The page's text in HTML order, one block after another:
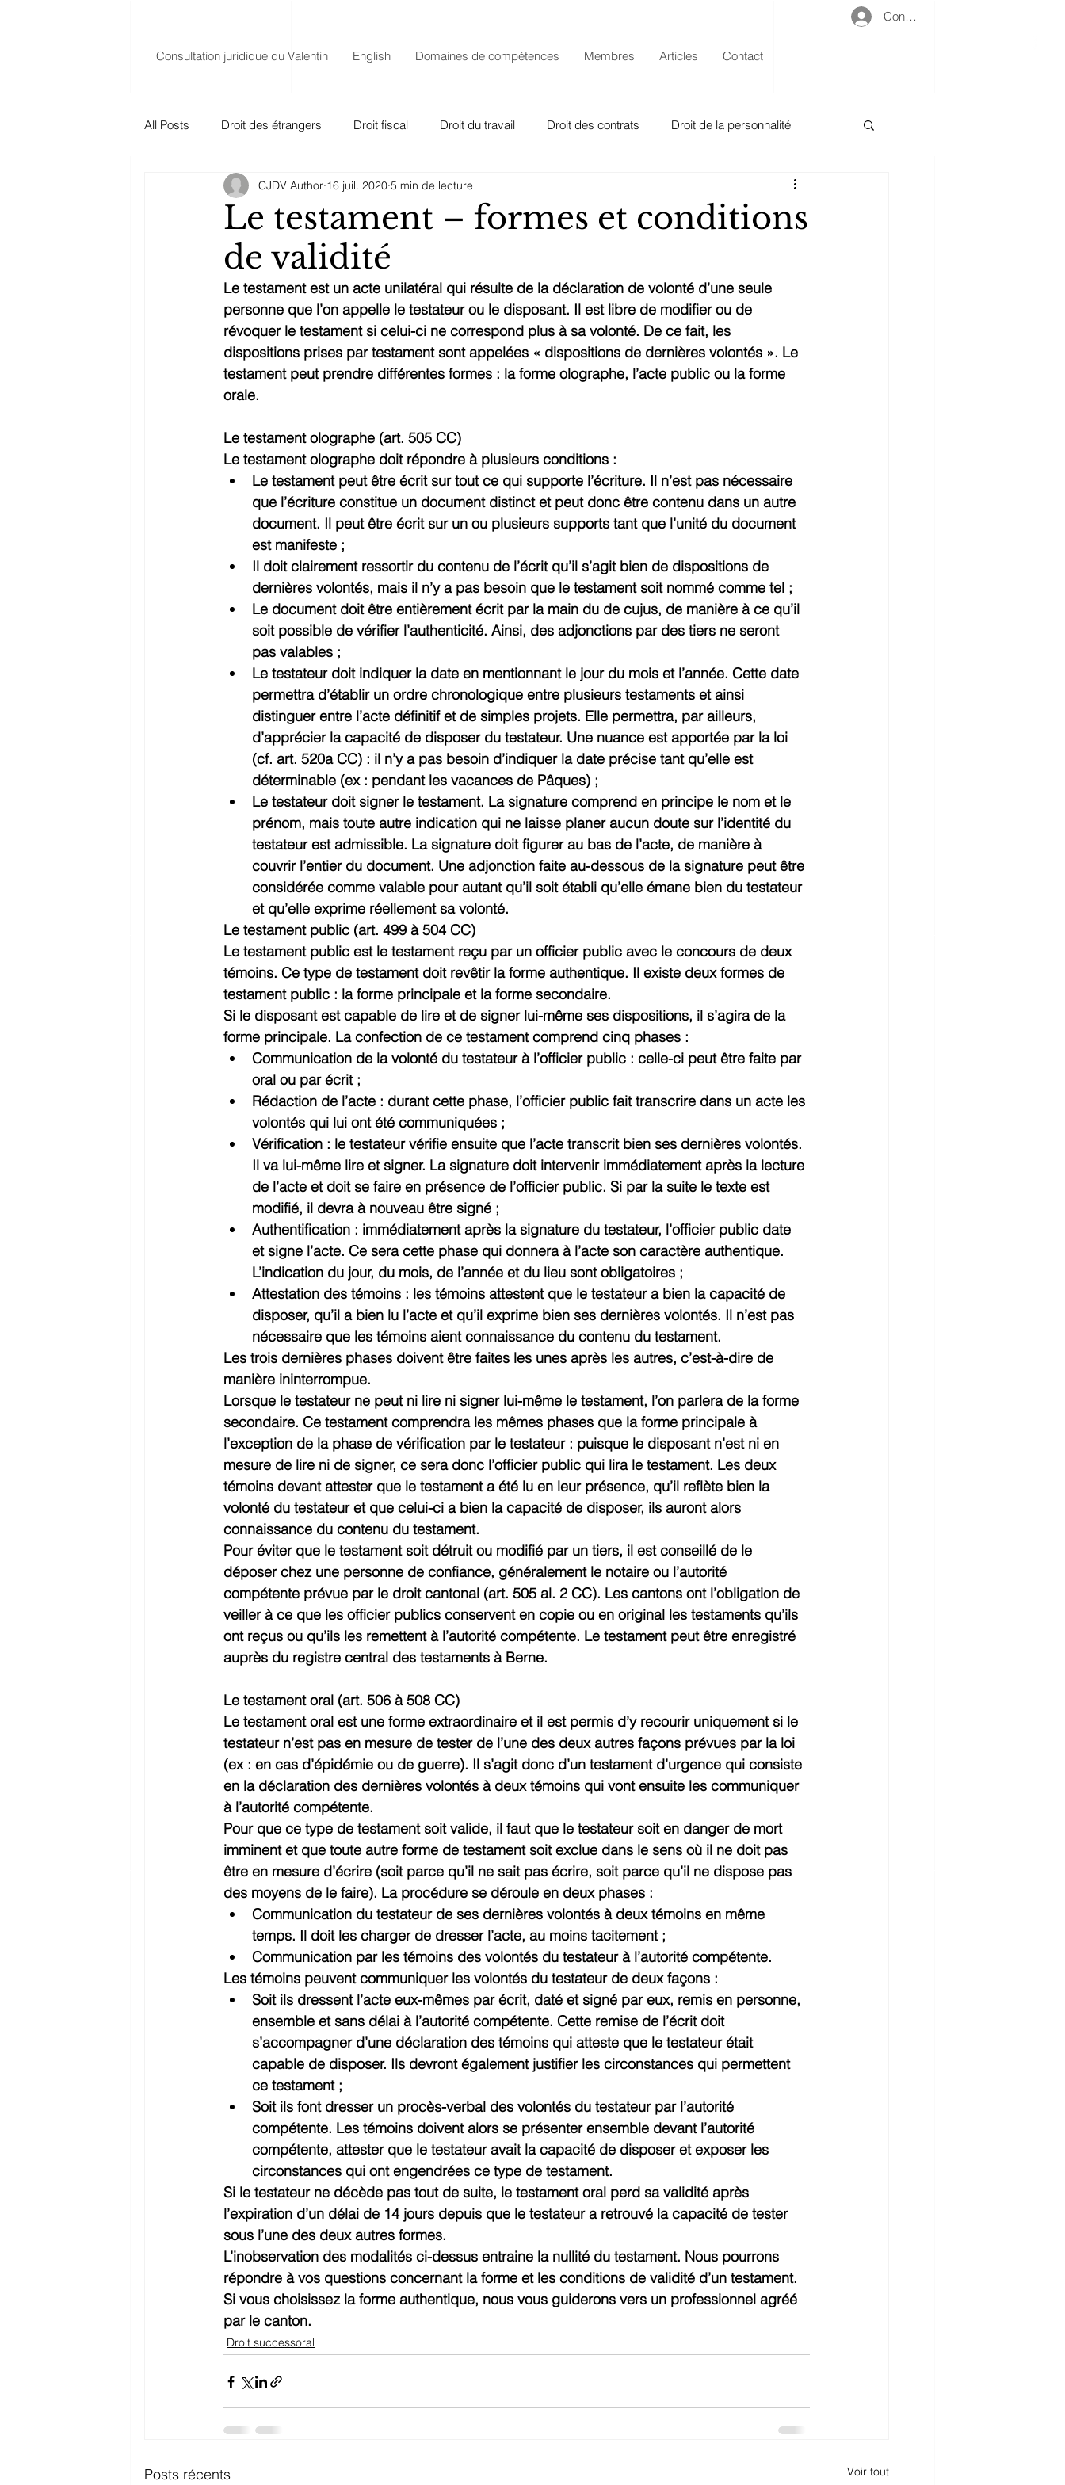
Connexion
Consultation juridique du Valentin English Domaines de compétences Membres Articles Contact
All Posts Droit des étrangers Droit fiscal Droit du travail Droit des contrats Droit de la personnalité
Droit successoral Droit des obligations Droit de bail
Droit de la famille Covid 19 Autres
Le testament – formes et conditions
de validité
CJDV Author 16 juil. 2020 5 min de lecture
Le testament est un acte unilatéral qui résulte de la déclaration de volonté d’une seule
personne que l’on appelle le testateur ou le disposant. Il est libre de modifier ou de
révoquer le testament si celui-ci ne correspond plus à sa volonté. De ce fait, les
dispositions prises par testament sont appelées « dispositions de dernières volontés ». Le
testament peut prendre différentes formes : la forme olographe, l’acte public ou la forme
orale.
Le testament olographe (art. 505 CC)
Le testament olographe doit répondre à plusieurs conditions :
Le testament peut être écrit sur tout ce qui supporte l’écriture. Il n’est pas nécessaire
que l’écriture constitue un document distinct et peut donc être contenu dans un autre
document. Il peut être écrit sur un ou plusieurs supports tant que l’unité du document
est manifeste ;
Il doit clairement ressortir du contenu de l’écrit qu’il s’agit bien de dispositions de
dernières volontés, mais il n’y a pas besoin que le testament soit nommé comme tel ;
Le document doit être entièrement écrit par la main du de cujus, de manière à ce qu’il
soit possible de vérifier l’authenticité. Ainsi, des adjonctions par des tiers ne seront
pas valables ;
Le testateur doit indiquer la date en mentionnant le jour du mois et l’année. Cette date
permettra d’établir un ordre chronologique entre plusieurs testaments et ainsi
distinguer entre l’acte définitif et de simples projets. Elle permettra, par ailleurs,
d’apprécier la capacité de disposer du testateur. Une nuance est apportée par la loi
(cf. art. 520a CC) : il n’y a pas besoin d’indiquer la date précise tant qu’elle est
déterminable (ex : pendant les vacances de Pâques) ;
Le testateur doit signer le testament. La signature comprend en principe le nom et le
prénom, mais toute autre indication qui ne laisse planer aucun doute sur l’identité du
testateur est admissible. La signature doit figurer au bas de l’acte, de manière à
couvrir l’entier du document. Une adjonction faite au-dessous de la signature peut être
considérée comme valable pour autant qu’il soit établi qu’elle émane bien du testateur
et qu’elle exprime réellement sa volonté.
Le testament public (art. 499 à 504 CC)
Le testament public est le testament reçu par un officier public avec le concours de deux
témoins. Ce type de testament doit revêtir la forme authentique. Il existe deux formes de
testament public : la forme principale et la forme secondaire.
Si le disposant est capable de lire et de signer lui-même ses dispositions, il s’agira de la
forme principale. La confection de ce testament comprend cinq phases :
Communication de la volonté du testateur à l’officier public : celle-ci peut être faite par
oral ou par écrit ;
Rédaction de l’acte : durant cette phase, l’officier public fait transcrire dans un acte les
volontés qui lui ont été communiquées ;
Vérification : le testateur vérifie ensuite que l’acte transcrit bien ses dernières volontés.
Il va lui-même lire et signer. La signature doit intervenir immédiatement après la lecture
de l’acte et doit se faire en présence de l’officier public. Si par la suite le texte est
modifié, il devra à nouveau être signé ;
Authentification : immédiatement après la signature du testateur, l’officier public date
et signe l’acte. Ce sera cette phase qui donnera à l’acte son caractère authentique.
L’indication du jour, du mois, de l’année et du lieu sont obligatoires ;
Attestation des témoins : les témoins attestent que le testateur a bien la capacité de
disposer, qu’il a bien lu l’acte et qu’il exprime bien ses dernières volontés. Il n’est pas
nécessaire que les témoins aient connaissance du contenu du testament.
Les trois dernières phases doivent être faites les unes après les autres, c’est-à-dire de
manière ininterrompue.
Lorsque le testateur ne peut ni lire ni signer lui-même le testament, l’on parlera de la forme
secondaire. Ce testament comprendra les mêmes phases que la forme principale à
l’exception de la phase de vérification par le testateur : puisque le disposant n’est ni en
mesure de lire ni de signer, ce sera donc l’officier public qui lira le testament. Les deux
témoins devant attester que le testament a été lu en leur présence, qu’il reflète bien la
volonté du testateur et que celui-ci a bien la capacité de disposer, ils auront alors
connaissance du contenu du testament.
Pour éviter que le testament soit détruit ou modifié par un tiers, il est conseillé de le
déposer chez une personne de confiance, généralement le notaire ou l’autorité
compétente prévue par le droit cantonal (art. 505 al. 2 CC). Les cantons ont l’obligation de
veiller à ce que les officier publics conservent en copie ou en original les testaments qu’ils
ont reçus ou qu’ils les remettent à l’autorité compétente. Le testament peut être enregistré
auprès du registre central des testaments à Berne.
Le testament oral (art. 506 à 508 CC)
Le testament oral est une forme extraordinaire et il est permis d’y recourir uniquement si le
testateur n’est pas en mesure de tester de l’une des deux autres façons prévues par la loi
(ex : en cas d’épidémie ou de guerre). Il s’agit donc d’un testament d’urgence qui consiste
en la déclaration des dernières volontés à deux témoins qui vont ensuite les communiquer
à l’autorité compétente.
Pour que ce type de testament soit valide, il faut que le testateur soit en danger de mort
imminent et que toute autre forme de testament soit exclue dans le sens où il ne doit pas
être en mesure d’écrire (soit parce qu’il ne sait pas écrire, soit parce qu’il ne dispose pas
des moyens de le faire). La procédure se déroule en deux phases :
Communication du testateur de ses dernières volontés à deux témoins en même
temps. Il doit les charger de dresser l’acte, au moins tacitement ;
Communication par les témoins des volontés du testateur à l’autorité compétente.
Les témoins peuvent communiquer les volontés du testateur de deux façons :
Soit ils dressent l’acte eux-mêmes par écrit, daté et signé par eux, remis en personne,
ensemble et sans délai à l’autorité compétente. Cette remise de l’écrit doit
s’accompagner d’une déclaration des témoins qui atteste que le testateur était
capable de disposer. Ils devront également justifier les circonstances qui permettent
ce testament ;
Soit ils font dresser un procès-verbal des volontés du testateur par l’autorité
compétente. Les témoins doivent alors se présenter ensemble devant l’autorité
compétente, attester que le testateur avait la capacité de disposer et exposer les
circonstances qui ont engendrées ce type de testament.
Si le testateur ne décède pas tout de suite, le testament oral perd sa validité après
l’expiration d’un délai de 14 jours depuis que le testateur a retrouvé la capacité de tester
sous l’une des deux autres formes.
L’inobservation des modalités ci-dessus entraine la nullité du testament. Nous pourrons
répondre à vos questions concernant la forme et les conditions de validité d’un testament.
Si vous choisissez la forme authentique, nous vous guiderons vers un professionnel agréé
par le canton.
Droit successoral
Posts récents Voir tout